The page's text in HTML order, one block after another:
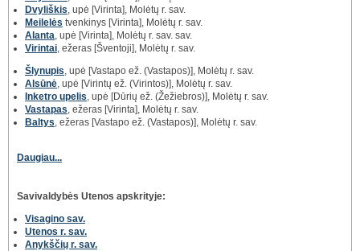
Dvyliškis, upė [Virinta], Molėtų r. sav.
Meilelės tvenkinys [Virinta], Molėtų r. sav.
Alanta, upė [Virinta], Molėtų r. sav. sav.
Virintai, ežeras [Šventoji], Molėtų r. sav.
Šlynupis, upė [Vastapo ež. (Vastapos)], Molėtų r. sav.
Alsūnė, upė [Virintų ež. (Virintos)], Molėtų r. sav.
Inketro upelis, upė [Dūrių ež. (Žežiebros)], Molėtų r. sav.
Vastapas, ežeras [Virinta], Molėtų r. sav.
Baltys, ežeras [Vastapo ež. (Vastapos)], Molėtų r. sav.
Daugiau...
Savivaldybės Utenos apskrityje:
Visagino sav.
Utenos r. sav.
Anykščių r. sav.